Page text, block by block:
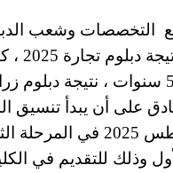
سنوات
صنايع 3 و 5 سنوات ، نتيجة
على أن يبدأ تنسيق
شهر أغسطس 2025 في
وذلك للتقديم في